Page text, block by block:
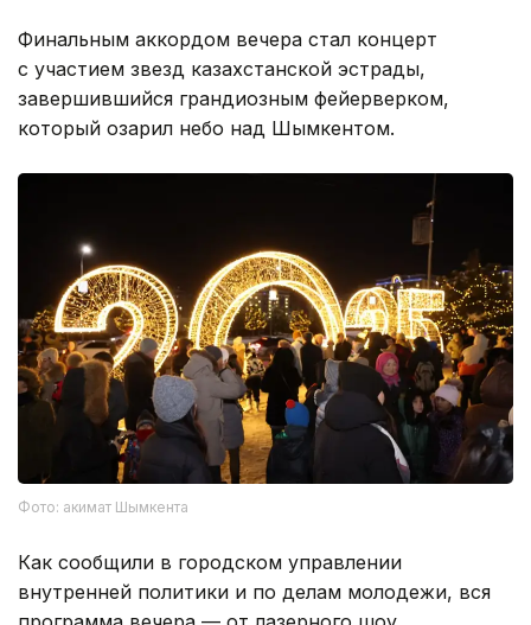
Финальным аккордом вечера стал концерт
с участием звезд казахстанской эстрады,
завершившийся грандиозным фейерверком,
который озарил небо над Шымкентом.
Фото: акимат Шымкента
Как сообщили в городском управлении
внутренней политики и по делам молодежи, вся